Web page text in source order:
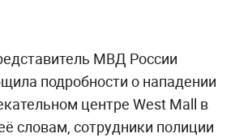
МВД России
подробности о нападении
центре West Mall в
словам, сотрудники полиции